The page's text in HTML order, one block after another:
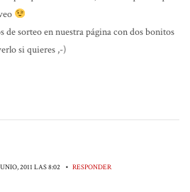
de sorteo en nuestra página con dos bonitos
si quieres ,-)
2011 LAS 8:02 • RESPONDER